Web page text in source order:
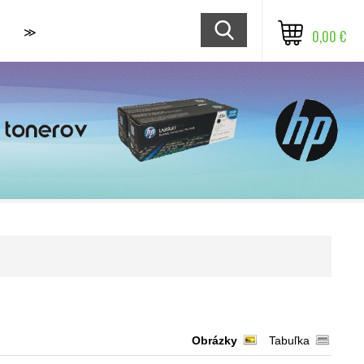
≫ 0,00 €
Obrázky Tabuľka